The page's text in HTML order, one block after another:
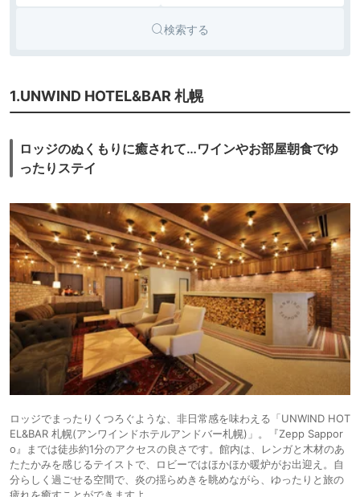
検索する
1.UNWIND HOTEL&BAR 札幌
ロッジのぬくもりに癒されて…ワインやお部屋朝食でゆ
ったりステイ
ロッジでまったりくつろぐような、非日常感を味わえる「UNWIND HOT
EL&BAR 札幌(アンワインドホテルアンドバー札幌)」。『Zepp Sappor
o』までは徒歩約1分のアクセスの良さです。館内は、レンガと木材のあ
たたかみを感じるテイストで、ロビーではほかほか暖炉がお出迎え。自
分らしく過ごせる空間で、炎の揺らめきを眺めながら、ゆったりと旅の